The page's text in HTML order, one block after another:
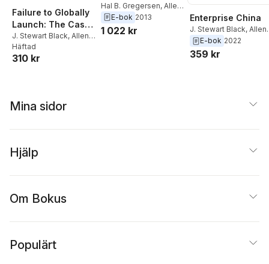
Failure to Globally
Launch: The Case
for Aspiring Market
Giants
J. Stewart Black, Allen
J. Morrison
Häftad
310 kr
Hal B. Gregersen, Allen
J. Morrison,J. Stewart
Black
E-bok 2013
1 022 kr
Enterprise China
J. Stewart Black, Allen
J. Morrison
E-bok 2022
359 kr
Mina sidor
Hjälp
Om Bokus
Populärt